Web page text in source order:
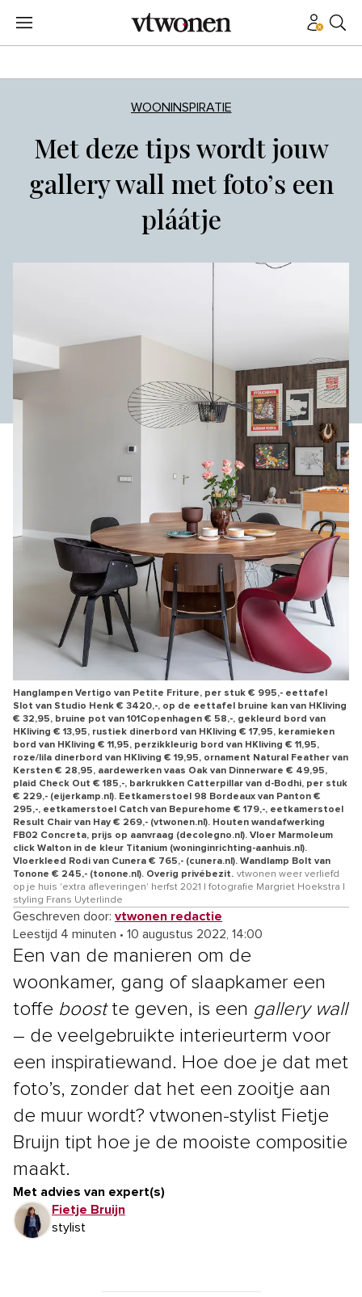
WOONINSPIRATIE
Met deze tips wordt jouw
gallery wall met foto’s een
pláátje
Hanglampen Vertigo van Petite Friture, per stuk € 995,- eettafel
Slot van Studio Henk € 3420,-, op de eettafel bruine kan van HKliving
€ 32,95, bruine pot van 101Copenhagen € 58,-, gekleurd bord van
HKliving € 13,95, rustiek dinerbord van HKliving € 17,95, keramieken
bord van HKliving € 11,95, perzikkleurig bord van HKliving € 11,95,
roze/lila dinerbord van HKliving € 19,95, ornament Natural Feather van
Kersten € 28,95, aardewerken vaas Oak van Dinnerware € 49,95,
plaid Check Out € 185,-, barkrukken Catterpillar van d-Bodhi, per stuk
€ 229,- (eijerkamp.nl). Eetkamerstoel 98 Bordeaux van Panton €
295,-, eetkamerstoel Catch van Bepurehome € 179,-, eetkamerstoel
Result Chair van Hay € 269,- (vtwonen.nl). Houten wandafwerking
FB02 Concreta, prijs op aanvraag (decolegno.nl). Vloer Marmoleum
click Walton in de kleur Titanium (woninginrichting-aanhuis.nl).
Vloerkleed Rodi van Cunera € 765,- (cunera.nl). Wandlamp Bolt van
Tonone € 245,- (tonone.nl). Overig privébezit. vtwonen weer verliefd
op je huis 'extra afleveringen' herfst 2021 | fotografie Margriet Hoekstra |
styling Frans Uyterlinde
Geschreven door: vtwonen redactie
Leestijd 4 minuten • 10 augustus 2022, 14:00
Een van de manieren om de
woonkamer, gang of slaapkamer een
toffe boostte geven, is een gallery wall
– de veelgebruikte interieurterm voor
een inspiratiewand. Hoe doe je dat met
foto’s, zonder dat het een zooitje aan
de muur wordt? vtwonen-stylist Fietje
Bruijn tipt hoe je de mooiste compositie
maakt.
Met advies van expert(s)
Fietje Bruijn
stylist